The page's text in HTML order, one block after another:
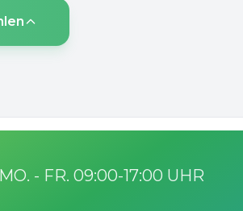
MO. - FR. 09:00-17:00 UHR